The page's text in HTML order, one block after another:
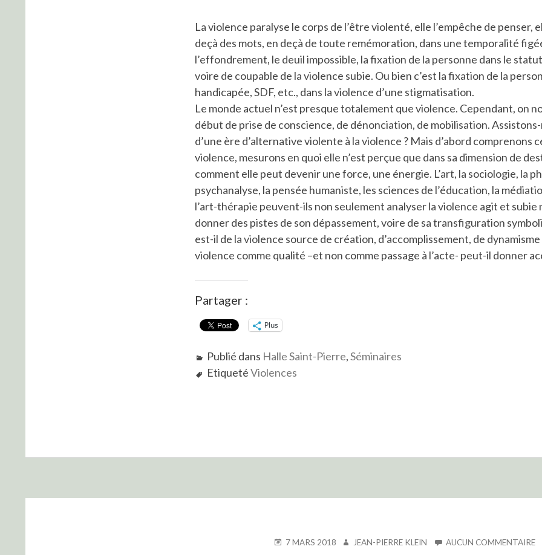
La violence paralyse le corps de l’être violenté, elle l’empêche de penser,
deçà des mots, en deçà de toute remémoration, dans une temporalité
l’effondrement, le deuil impossible, la fixation de la personne dans le
voire de coupable de la violence subie. Ou bien c’est la fixation de la
handicapée, SDF, etc., dans la violence d’une stigmatisation.
Le monde actuel n’est presque totalement que violence. Cependant, on
début de prise de conscience, de dénonciation, de mobilisation.
d’une ère d’alternative violente à la violence ? Mais d’abord comprenons
violence, mesurons en quoi elle n’est perçue que dans sa dimension de
comment elle peut devenir une force, une énergie. L’art, la sociologie, la
psychanalyse, la pensée humaniste, les sciences de l’éducation, la
l’art-thérapie peuvent-ils non seulement analyser la violence agit et subie
donner des pistes de son dépassement, voire de sa transfiguration
est-il de la violence source de création, d’accomplissement, de dynamisme
violence comme qualité –et non comme passage à l’acte- peut-il donner
Partager :
Plus
Publié dans Halle Saint-Pierre,Séminaires
EtiquetéViolences
PUBLIÉ7 MARS 2018 AUTEUR
JEAN-PIERRE KLEIN AUCUN COMMENTAIRE